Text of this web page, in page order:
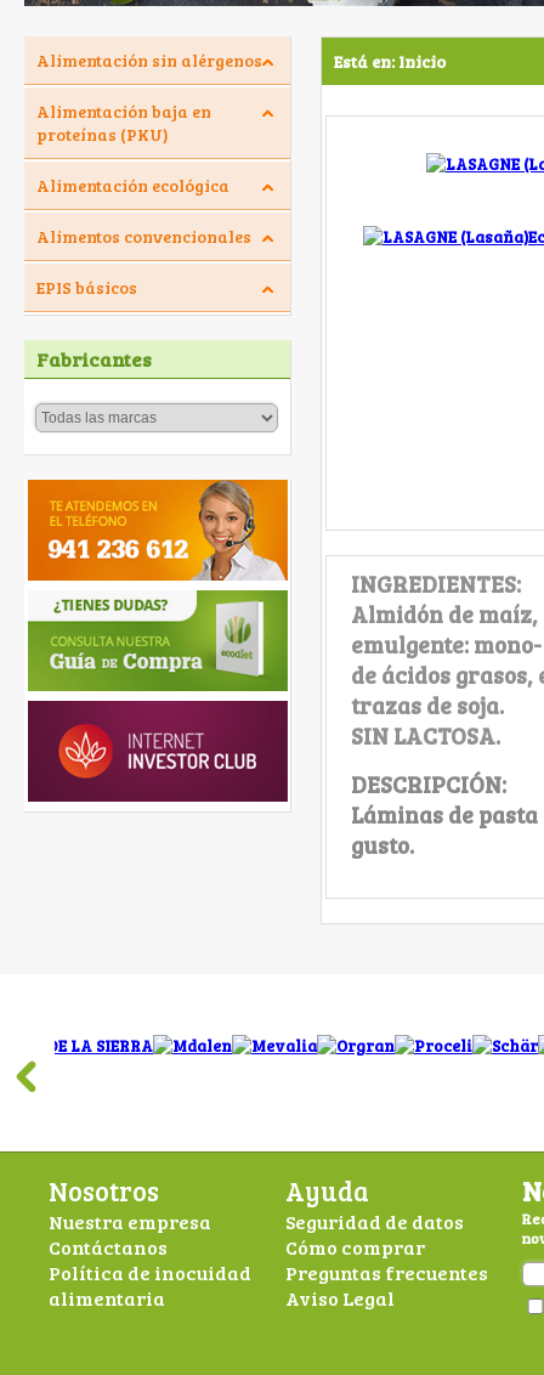
Alimentación sin alérgenos
Alimentación baja en
proteínas (PKU)
Alimentación ecológica
Alimentos convencionales
EPIS básicos
Fabricantes
Está en:Inicio
INGREDIENTES:
Almidón de
emulgente:
de ácidos
trazas de soja.
SIN LACTOSA.
DESCRIPCIÓN:
Láminas de
gusto.
Nosotros
Nuestra empresa
Contáctanos
Política de inocuidad
alimentaria
Ayuda
Seguridad de datos
Cómo comprar
Preguntas frecuentes
Aviso Legal